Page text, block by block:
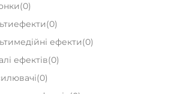
(0)
(0)
ефекти(0)
ефектів(0)
(0)